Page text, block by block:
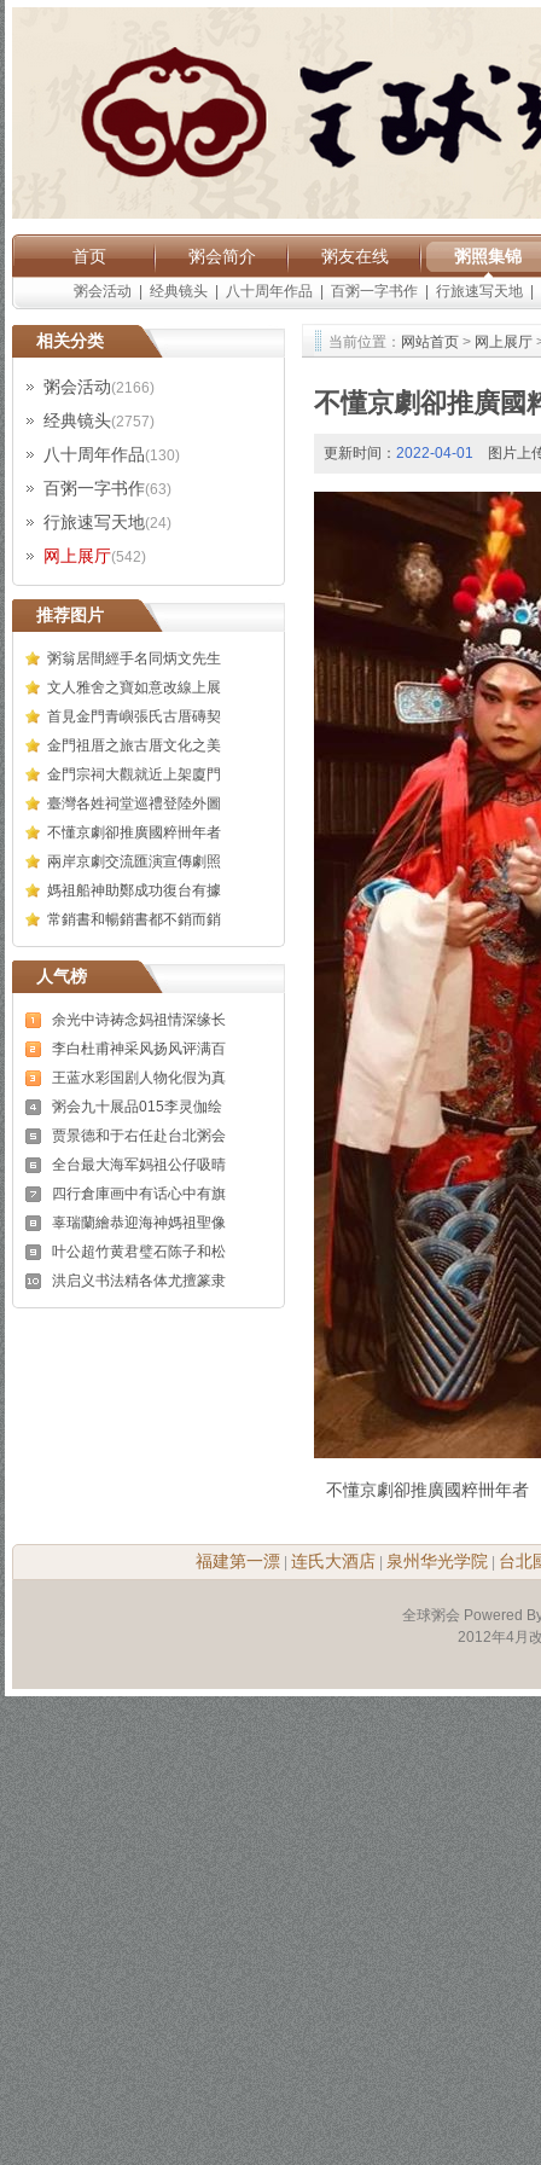
首页 粥会简介 粥友在线 粥照集锦
粥会活动 经典镜头 八十周年作品 百粥一字书作 行旅速写天地
相关分类
粥会活动(2166)
经典镜头(2757)
八十周年作品(130)
百粥一字书作(63)
行旅速写天地(24)
网上展厅(542)
推荐图片
粥翁居間經手名同炳文先生
文人雅舍之寶如意改線上展
首見金門青嶼張氏古厝磚契
金門祖厝之旅古厝文化之美
金門宗祠大觀就近上架廈門
臺灣各姓祠堂巡禮登陸外圖
不懂京劇卻推廣國粹卌年者
兩岸京劇交流匯演宣傳劇照
媽祖船神助鄭成功復台有據
常銷書和暢銷書都不銷而銷
人气榜
余光中诗祷念妈祖情深缘长
李白杜甫神采风扬风评满百
王蓝水彩国剧人物化假为真
粥会九十展品015李灵伽绘
贾景德和于右任赴台北粥会
全台最大海军妈祖公仔吸晴
四行倉庫画中有话心中有旗
辜瑞蘭繪恭迎海神媽祖聖像
叶公超竹黄君璧石陈子和松
洪启义书法精各体尤擅篆隶
当前位置： 网站首页 > 网上展厅
不懂京劇卻推廣國
更新时间： 2022-04-01 图片上
不懂京劇卻推廣國粹卌年者
福建第一漂 连氏大酒店 泉州华光学院 台北
全球粥会 Powered
2012年4月